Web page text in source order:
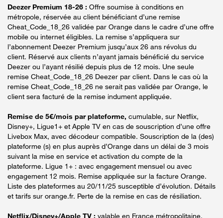
Deezer Premium 18-26 : Offre soumise à conditions en
métropole, réservée au client bénéficiant d’une remise
Cheat_Code_18_26 validée par Orange dans le cadre d’une offre
mobile ou internet éligibles. La remise s’appliquera sur
l’abonnement Deezer Premium jusqu’aux 26 ans révolus du
client. Réservé aux clients n’ayant jamais bénéficié du service
Deezer ou l’ayant résilié depuis plus de 12 mois. Une seule
remise Cheat_Code_18_26 Deezer par client. Dans le cas où la
remise Cheat_Code_18_26 ne serait pas validée par Orange, le
client sera facturé de la remise indument appliquée.
Remise de 5€/mois par plateforme, cumulable, sur Netflix,
Disney+, Ligue1+ et Apple TV en cas de souscription d’une offre
Livebox Max, avec décodeur compatible. Souscription de la (des)
plateforme (s) en plus auprès d’Orange dans un délai de 3 mois
suivant la mise en service et activation du compte de la
plateforme. Ligue 1+ : avec engagement mensuel ou avec
engagement 12 mois. Remise appliquée sur la facture Orange.
Liste des plateformes au 20/11/25 susceptible d’évolution. Détails
et tarifs sur orange.fr. Perte de la remise en cas de résiliation.
Netflix/Disney+/Apple TV : valable en France métropolitaine,